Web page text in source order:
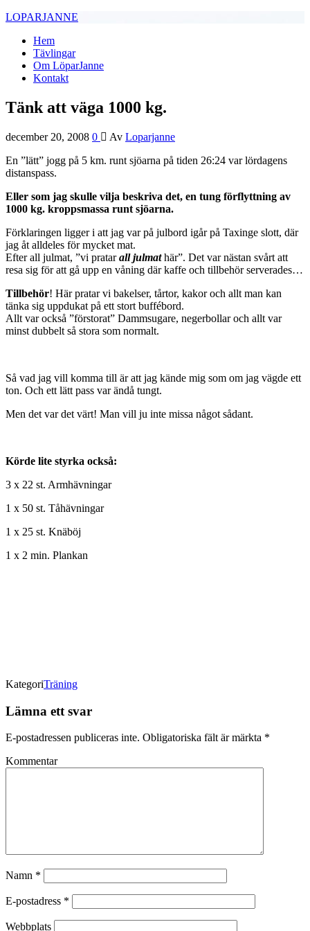
LOPARJANNE
Hem
Tävlingar
Om LöparJanne
Kontakt
Tänk att väga 1000 kg.
december 20, 2008 0 Av Loparjanne
En ”lätt” jogg på 5 km. runt sjöarna på tiden 26:24 var lördagens
distanspass.
Eller som jag skulle vilja beskriva det, en tung förflyttning av
1000 kg. kroppsmassa runt sjöarna.
Förklaringen ligger i att jag var på julbord igår på Taxinge slott, där
jag åt alldeles för mycket mat.
Efter all julmat, ”vi pratarall julmathär”. Det var nästan svårt att
resa sig för att gå upp en våning där kaffe och tillbehör serverades…
Tillbehör! Här pratar vi bakelser, tårtor, kakor och allt man kan
tänka sig uppdukat på ett stort buffébord.
Allt var också ”förstorat” Dammsugare, negerbollar och allt var
minst dubbelt så stora som normalt.
Så vad jag vill komma till är att jag kände mig som om jag vägde ett
ton. Och ett lätt pass var ändå tungt.
Men det var det värt! Man vill ju inte missa något sådant.
Körde lite styrka också:
3 x 22 st. Armhävningar
1 x 50 st. Tåhävningar
1 x 25 st. Knäböj
1 x 2 min. Plankan
KategoriTräning
Lämna ett svar
E-postadressen publiceras inte. Obligatoriska fält är märkta *
Kommentar
Namn *
E-postadress *
Webbplats